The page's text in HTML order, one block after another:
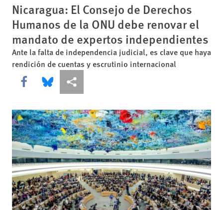
Nicaragua: El Consejo de Derechos
Humanos de la ONU debe renovar el
mandato de expertos independientes
Ante la falta de independencia judicial, es clave que haya
rendición de cuentas y escrutinio internacional
Share this via Facebook
Share this via Bluesky
Share this via Compartir